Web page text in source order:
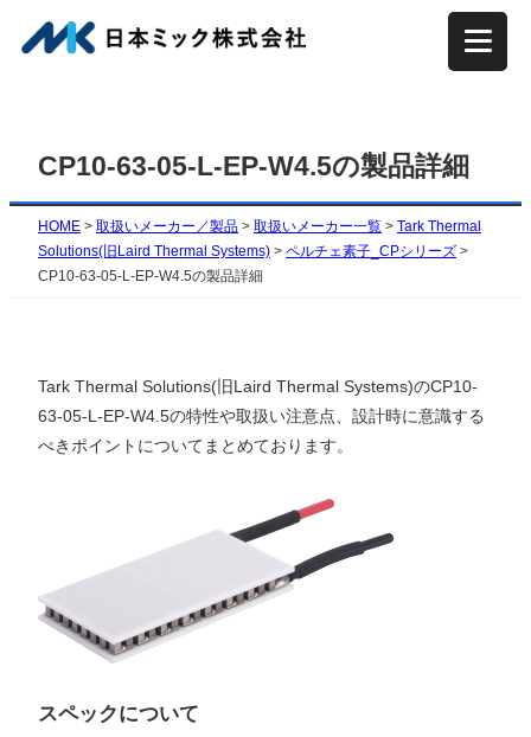
容
プ
CP10-63-05-L-EP-W4.5の製品詳細
HOME > 取扱いメーカー／製品 > 取扱いメーカー一覧 > Tark Thermal
Solutions(旧Laird Thermal Systems) > ペルチェ素子_CPシリーズ >
CP10-63-05-L-EP-W4.5の製品詳細
Tark Thermal Solutions(旧Laird Thermal Systems)のCP10-
63-05-L-EP-W4.5の特性や取扱い注意点、設計時に意識する
べきポイントについてまとめております。
スペックについて